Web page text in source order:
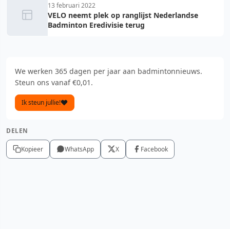
13 februari 2022
VELO neemt plek op ranglijst Nederlandse
Badminton Eredivisie terug
We werken 365 dagen per jaar aan badmintonnieuws.
Steun ons vanaf €0,01.
Ik steun jullie!
DELEN
Kopieer WhatsApp X Facebook